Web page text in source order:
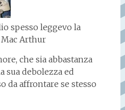
spesso leggevo la
Arthur
che sia abbastanza
sua debolezza ed
da affrontare se stesso